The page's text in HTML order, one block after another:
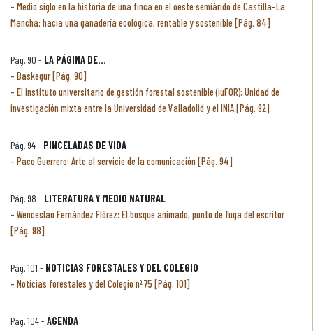
Medio siglo en la historia de una finca en el oeste semiárido de Castilla-La
Mancha: hacia una ganadería ecológica, rentable y sostenible [Pág. 84]
Pág. 90 - LA PÁGINA DE...
Baskegur [Pág. 90]
El instituto universitario de gestión forestal sostenible (iuFOR): Unidad de
investigación mixta entre la Universidad de Valladolid y el INIA [Pág. 92]
Pág. 94 - PINCELADAS DE VIDA
Paco Guerrero: Arte al servicio de la comunicación [Pág. 94]
Pág. 98 - LITERATURA Y MEDIO NATURAL
Wenceslao Fernández Flórez: El bosque animado, punto de fuga del escritor
[Pág. 98]
Pág. 101 - NOTICIAS FORESTALES Y DEL COLEGIO
Noticias forestales y del Colegio nº 75 [Pág. 101]
Pág. 104 - AGENDA